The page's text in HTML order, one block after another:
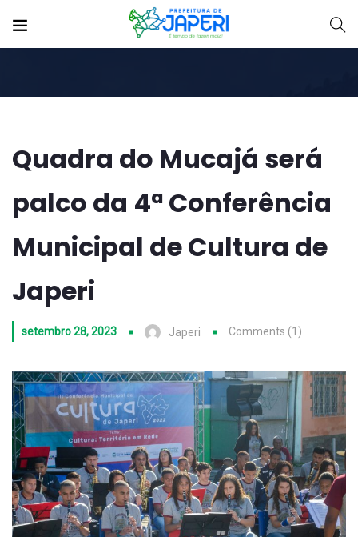
Quadra do Mucajá será
palco da 4ª Conferência
Municipal de Cultura de
Japeri
setembro 28, 2023 Japeri Comments (1)